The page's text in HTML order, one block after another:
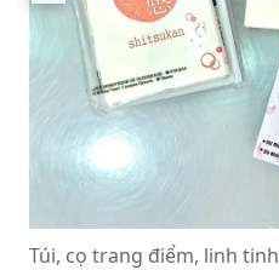
Túi, cọ trang điểm, linh tinh